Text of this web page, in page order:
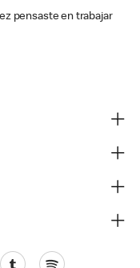
pensaste en trabajar